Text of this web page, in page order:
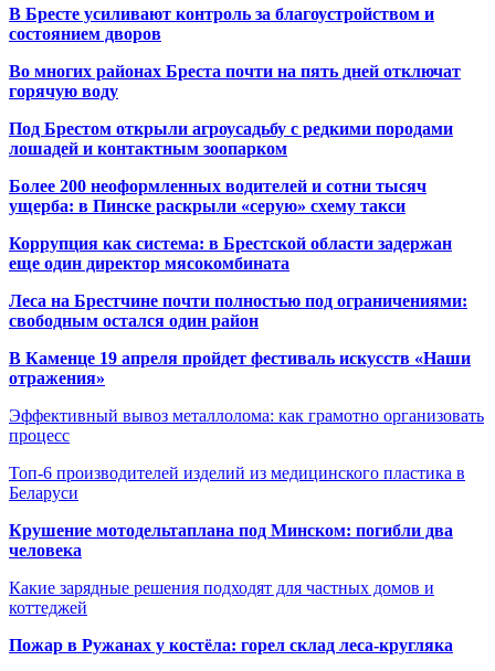
В Бресте усиливают контроль за благоустройством и
состоянием дворов
Во многих районах Бреста почти на пять дней отключат
горячую воду
Под Брестом открыли агроусадьбу с редкими породами
лошадей и контактным зоопарком
Более 200 неоформленных водителей и сотни тысяч
ущерба: в Пинске раскрыли «серую» схему такси
Коррупция как система: в Брестской области задержан
еще один директор мясокомбината
Леса на Брестчине почти полностью под ограничениями:
свободным остался один район
В Каменце 19 апреля пройдет фестиваль искусств «Наши
отражения»
Эффективный вывоз металлолома: как грамотно организовать
процесс
Топ-6 производителей изделий из медицинского пластика в
Беларуси
Крушение мотодельтаплана под Минском: погибли два
человека
Какие зарядные решения подходят для частных домов и
коттеджей
Пожар в Ружанах у костёла: горел склад леса-кругляка